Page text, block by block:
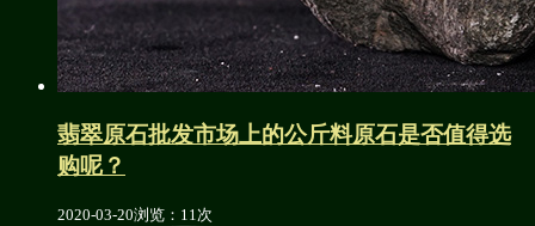
翡翠原石批发市场上的公斤料原石是否值得选
购呢？
2020-03-20浏览：11次